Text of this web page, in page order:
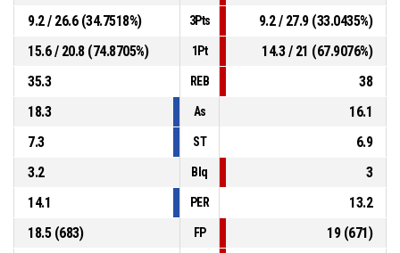
9.2 / 26.6 (34.7518%)
3Pts
9.2 / 27.9 (33.0435%)
15.6 / 20.8 (74.8705%)
1Pt
14.3 / 21 (67.9076%)
35.3
REB
38
18.3
As
16.1
7.3
ST
6.9
3.2
Blq
3
14.1
PER
13.2
18.5 (683)
FP
19 (671)